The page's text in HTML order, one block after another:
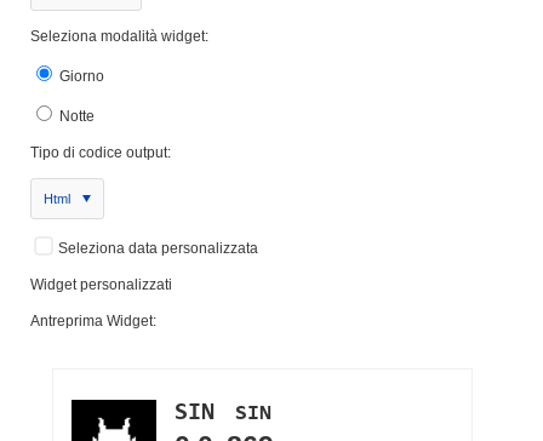
Seleziona modalità widget:
Giorno
Notte
Tipo di codice output:
Html
Seleziona data personalizzata
Widget personalizzati
Antreprima Widget: